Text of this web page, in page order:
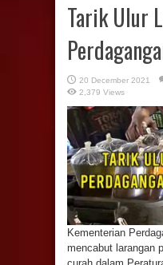
Tarik Ulur
20 December 2021
2,379 Views
Kementerian
mencabut larangan